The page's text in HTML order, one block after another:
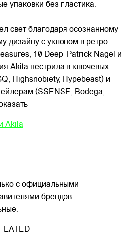
упаковки без пластика.
свет благодаря осознанному
дизайну с уклоном в ретро
10 Deep, Patrick Nagel и
Akila пестрила в ключевых
Highsnobiety, Hypebeast) и
(SSENSE, Bodega,
Akila
с официальными
брендов.